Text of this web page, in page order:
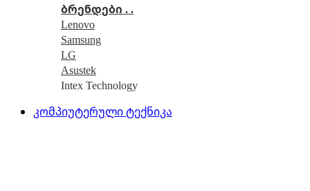
ბრენდები . .
Lenovo
Samsung
LG
Asustek
Intex Technology
კომპიუტერული ტექნიკა